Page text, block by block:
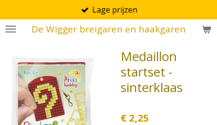
direct
naar
De Wigger breigaren en haakgaren
Lage prijzen
Medaillon
startset -
sinterklaas
€ 2,25